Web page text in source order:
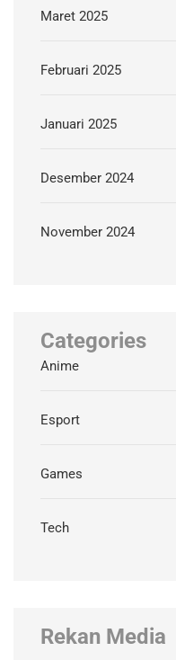
Maret 2025
Februari 2025
Januari 2025
Desember 2024
November 2024
Categories
Anime
Esport
Games
Tech
Rekan Media